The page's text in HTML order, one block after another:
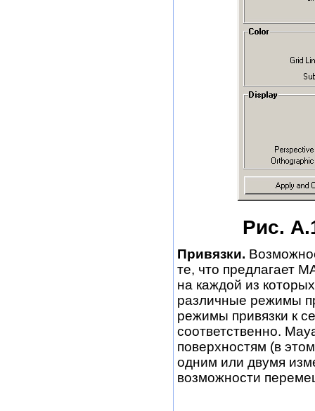
Рис.
Привязки.
те, что предлагает
на каждой из
различные режимы
режимы привязки к
соответственно.
поверхностям (в
одним или двумя
возможности